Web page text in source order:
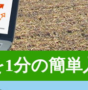
分の簡単